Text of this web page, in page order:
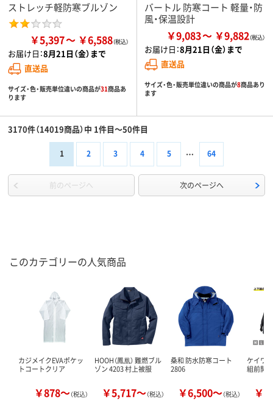
ストレッチ軽防寒ブルゾン
￥5,397 ￥6,588
お届け日：8月21日（金）まで
直送品
サイズ・色・販売単位違いの商品が31商品あ
ります
バートル 防寒コート 軽量・防
風・保温設計
￥9,083 ￥9,882
お届け日：8月21日（金）まで
直送品
サイズ・色・販売単位違いの商品が8商品あり
ます
3170件（14019商品）中 1件目～50件目
1 2 3 4 5 64
前のページへ 次のページへ
このカテゴリーの人気商品
カジメイクEVAポケッ
トコートクリア
￥878～（税込）
HOOH（鳳凰） 難燃ブル
ゾン 4203 村上被服
￥5,717～（税込）
桑和 防水防寒コート
2806
￥6,500～（税込）
ケイワ
組前開
￥